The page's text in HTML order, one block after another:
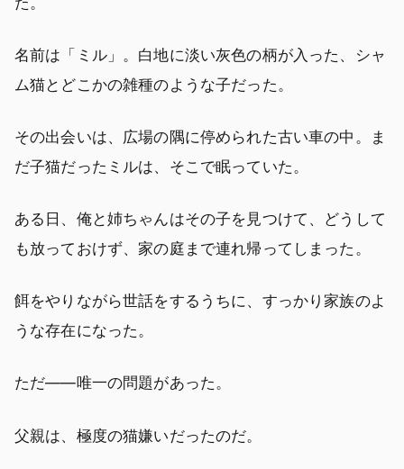
名前は「ミル」。白地に淡い灰色の柄が入った、シャ
ム猫とどこかの雑種のような子だった。
その出会いは、広場の隅に停められた古い車の中。ま
だ子猫だったミルは、そこで眠っていた。
ある日、俺と姉ちゃんはその子を見つけて、どうして
も放っておけず、家の庭まで連れ帰ってしまった。
餌をやりながら世話をするうちに、すっかり家族のよ
うな存在になった。
ただ――唯一の問題があった。
父親は、極度の猫嫌いだったのだ。